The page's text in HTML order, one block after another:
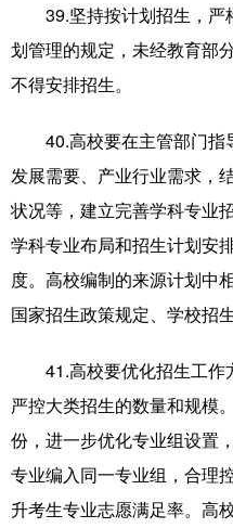
39.坚持按计划招生，严
划管理的规定，未经教育部
不得安排招生。
40.高校要在主管部门指
发展需要、产业行业需求，
状况等，建立完善学科专业
学科专业布局和招生计划安
度。高校编制的来源计划中
国家招生政策规定、学校招
41.高校要优化招生工作
严控大类招生的数量和规模
份，进一步优化专业组设置
专业编入同一专业组，合理
升考生专业志愿满足率。高